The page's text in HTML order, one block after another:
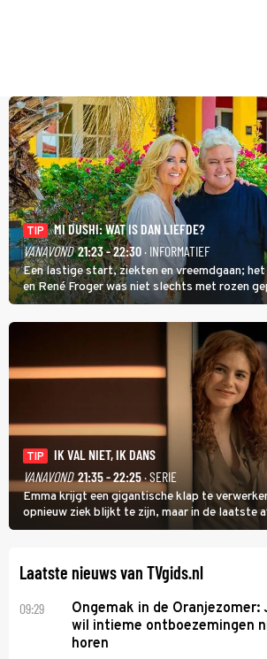
TIP
MI DUSHI: WAT IS DAN LIEFDE?
VANAVOND 21:23 - 22:30 · INFORMATIEF
Een lastige start, ziekten en vreemdgaan;
en René Froger was niet slechts met rozen
Wat Is Dan Liefde? neemt Wilfred Genee het
uit vissen om het over de liefde te hebben.
TIP
IK VAL NIET, IK DANS
VANAVOND 21:35 - 22:25· SERIE
Emma krijgt een gigantische klap te
opnieuw ziek blijkt te zijn, maar in de laatste
Ik Dans laat ze zien dat ze niet van plan is op
Laatste nieuws van TVgids.nl
09:29
Ongemak in de Oranjezomer:
wil intieme ontboezemingen
horen